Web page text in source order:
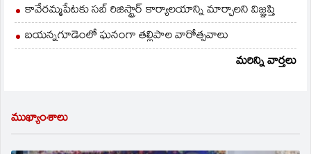
కావేరమ్మపేటకు సబ్ రిజిస్ట్రార్ కార్యాలయాన్ని మార్చాలని విజ్ఞప్తి
బయన్నగూడెంలో ఘనంగా తల్లిపాల వారోత్సవాలు
మరిన్ని వార్తలు
ముఖ్యాంశాలు